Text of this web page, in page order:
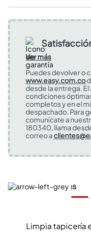
Ver más
Puedes devolver o
www.easy.com.co
desde la entrega.
condiciones
completos y en el
despachado. Para
comunícate a
180340, llama
correo a
Características
Limpia tapicería